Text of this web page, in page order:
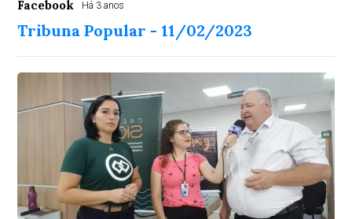
Facebook Há 3 anos
Tribuna Popular - 11/02/2023